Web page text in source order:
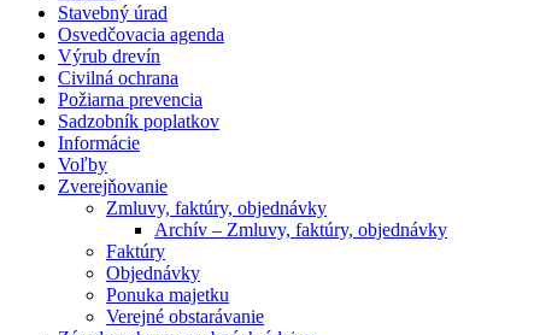
Stavebný úrad
Osvedčovacia agenda
Výrub drevín
Civilná ochrana
Požiarna prevencia
Sadzobník poplatkov
Informácie
Voľby
Zverejňovanie
Zmluvy, faktúry, objednávky
Archív – Zmluvy, faktúry, objednávky
Faktúry
Objednávky
Ponuka majetku
Verejné obstarávanie